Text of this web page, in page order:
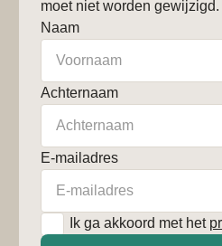
moet niet worden gewijzigd.
Naam
Achternaam
E-mailadres
Ik ga akkoord met het